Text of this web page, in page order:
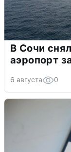
В Сочи
аэропорт
6 августа 0